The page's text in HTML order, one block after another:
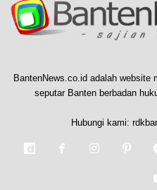
BantenNews.co.id adalah website
seputar Banten berbadan
Hubungi kami: